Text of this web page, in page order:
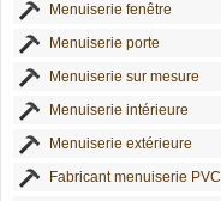
Menuiserie fenêtre
Menuiserie porte
Menuiserie sur mesure
Menuiserie intérieure
Menuiserie extérieure
Fabricant menuiserie PVC